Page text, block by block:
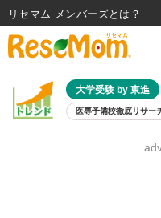
大学受験 by 東進
医専予備校徹底リサー
8月開催
リセマム メンバーズ